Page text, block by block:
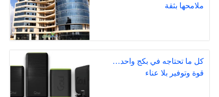
ملامحها بثقة
كل ما تحتاجه في بكج واحد…
قوة وتوفير بلا عناء